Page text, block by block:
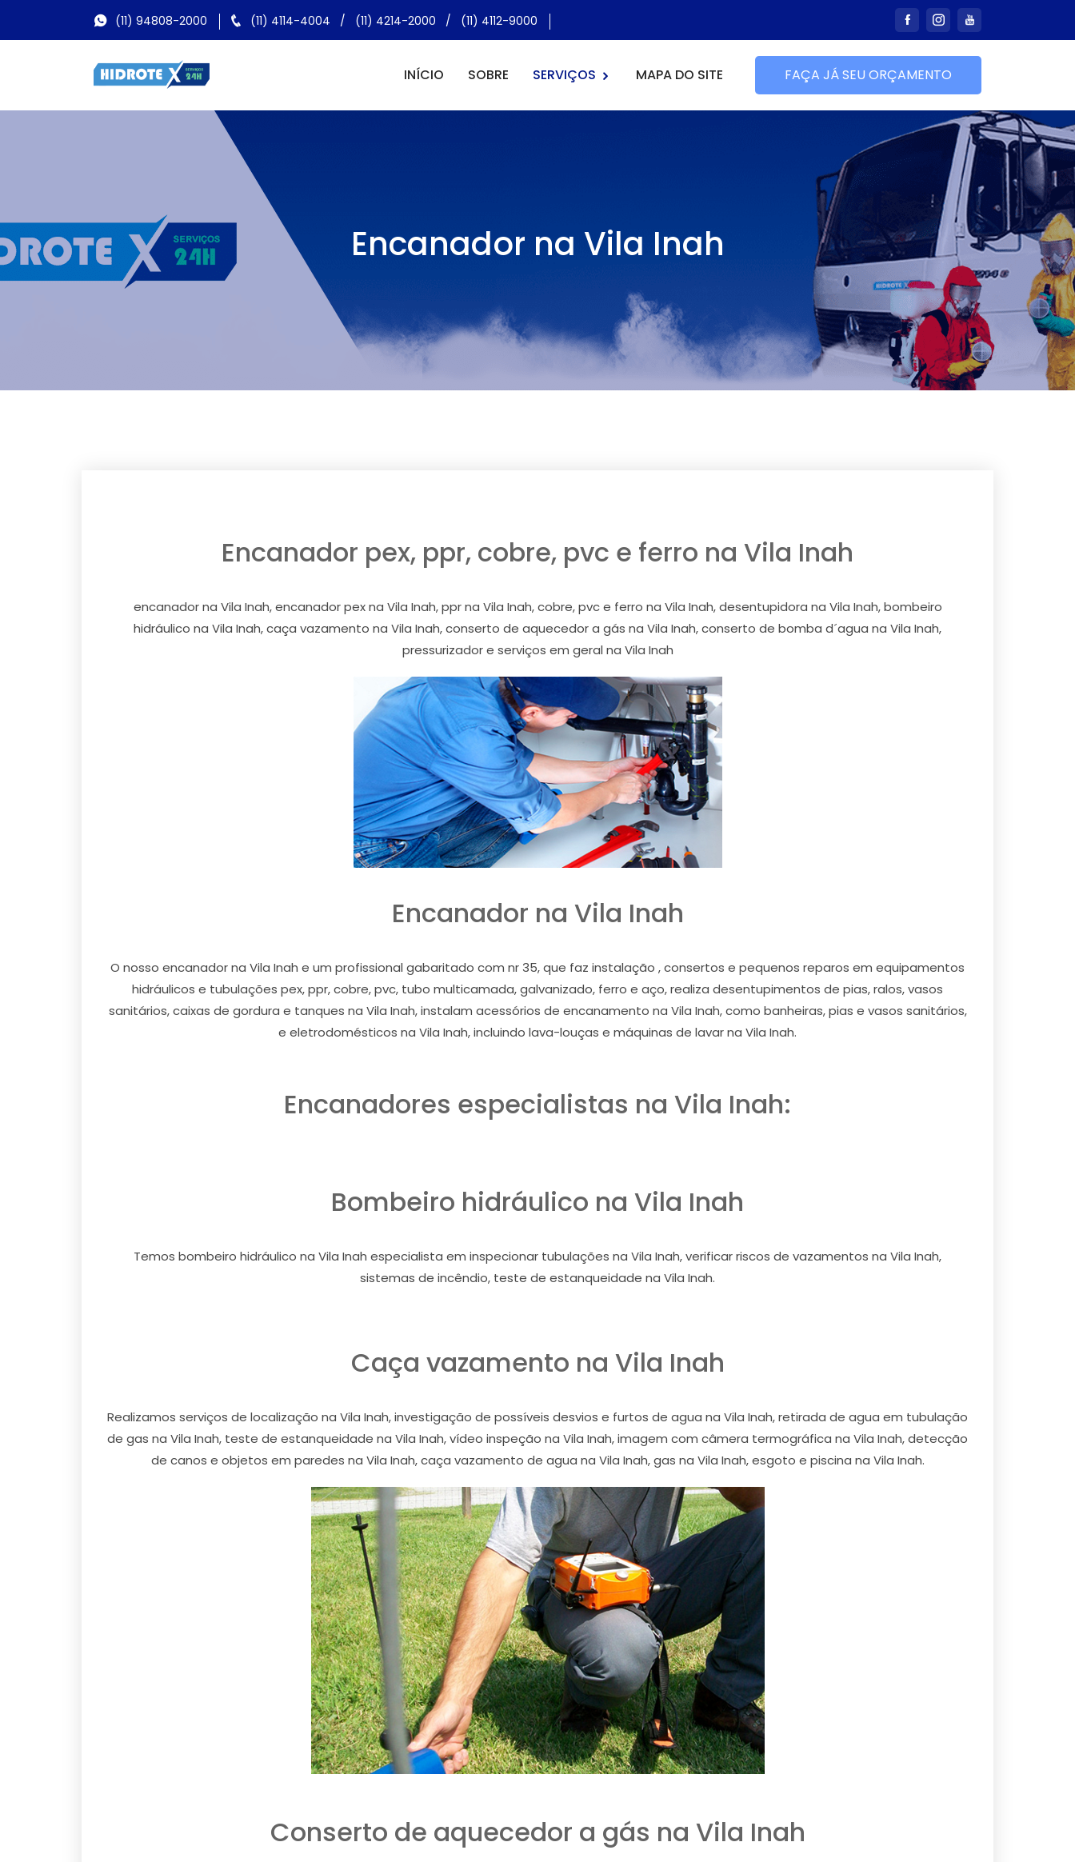
(11) 94808-2000 (11) 4114-4004 / (11) 4214-2000 / (11) 4112-9000
INÍCIO SOBRE SERVIÇOS MAPA DO SITE FAÇA JÁ SEU ORÇAMENTO
Encanador na Vila Inah
Encanador pex, ppr, cobre, pvc e ferro na Vila Inah
encanador na Vila Inah, encanador pex na Vila Inah, ppr na Vila Inah, cobre, pvc e ferro na Vila Inah, desentupidora na Vila Inah, bombeiro
hidráulico na Vila Inah, caça vazamento na Vila Inah, conserto de aquecedor a gás na Vila Inah, conserto de bomba d´agua na Vila Inah,
pressurizador e serviços em geral na Vila Inah
Encanador na Vila Inah
O nosso encanador na Vila Inah e um profissional gabaritado com nr 35, que faz instalação , consertos e pequenos reparos em equipamentos
hidráulicos e tubulações pex, ppr, cobre, pvc, tubo multicamada, galvanizado, ferro e aço, realiza desentupimentos de pias, ralos, vasos
sanitários, caixas de gordura e tanques na Vila Inah, instalam acessórios de encanamento na Vila Inah, como banheiras, pias e vasos sanitários,
e eletrodomésticos na Vila Inah, incluindo lava-louças e máquinas de lavar na Vila Inah.
Encanadores especialistas na Vila Inah:
Bombeiro hidráulico na Vila Inah
Temos bombeiro hidráulico na Vila Inah especialista em inspecionar tubulações na Vila Inah, verificar riscos de vazamentos na Vila Inah,
sistemas de incêndio, teste de estanqueidade na Vila Inah.
Caça vazamento na Vila Inah
Realizamos serviços de localização na Vila Inah, investigação de possíveis desvios e furtos de agua na Vila Inah, retirada de agua em tubulação
de gas na Vila Inah, teste de estanqueidade na Vila Inah, vídeo inspeção na Vila Inah, imagem com câmera termográfica na Vila Inah, detecção
de canos e objetos em paredes na Vila Inah, caça vazamento de agua na Vila Inah, gas na Vila Inah, esgoto e piscina na Vila Inah.
Conserto de aquecedor a gás na Vila Inah